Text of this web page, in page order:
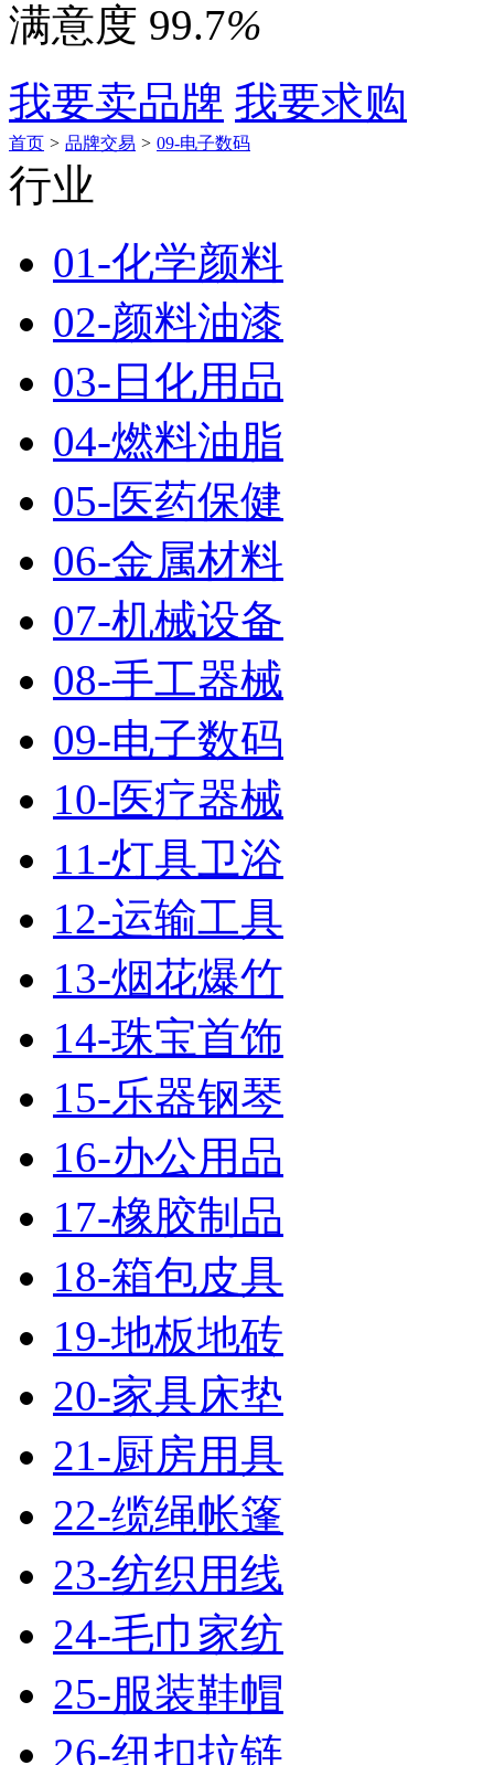
满意度 99.7%
我要卖品牌 我要求购
首页 > 品牌交易 > 09-电子数码
行业
01-化学颜料
02-颜料油漆
03-日化用品
04-燃料油脂
05-医药保健
06-金属材料
07-机械设备
08-手工器械
09-电子数码
10-医疗器械
11-灯具卫浴
12-运输工具
13-烟花爆竹
14-珠宝首饰
15-乐器钢琴
16-办公用品
17-橡胶制品
18-箱包皮具
19-地板地砖
20-家具床垫
21-厨房用具
22-缆绳帐篷
23-纺织用线
24-毛巾家纺
25-服装鞋帽
26-纽扣拉链